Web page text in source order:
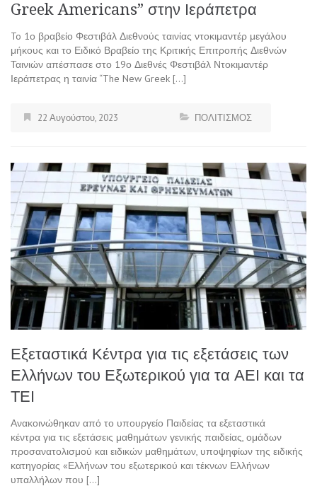
Greek Americans” στην Ιεράπετρα
To 1ο βραβείο Φεστιβάλ Διεθνούς ταινίας ντοκιμαντέρ μεγάλου
μήκους και το Ειδικό Βραβείο της Κριτικής Επιτροπής Διεθνών
Ταινιών απέσπασε στο 19ο Διεθνές Φεστιβάλ Ντοκιμαντέρ
Ιεράπετρας η ταινία “The New Greek […]
22 Αυγούστου, 2023 ΠΟΛΙΤΙΣΜΟΣ
Εξεταστικά Κέντρα για τις εξετάσεις των
Ελλήνων του Εξωτερικού για τα ΑΕΙ και τα
ΤΕΙ
Ανακοινώθηκαν από το υπουργείο Παιδείας τα εξεταστικά
κέντρα για τις εξετάσεις μαθημάτων γενικής παιδείας, ομάδων
προσανατολισμού και ειδικών μαθημάτων, υποψηφίων της ειδικής
κατηγορίας «Ελλήνων του εξωτερικού και τέκνων Ελλήνων
υπαλλήλων που […]